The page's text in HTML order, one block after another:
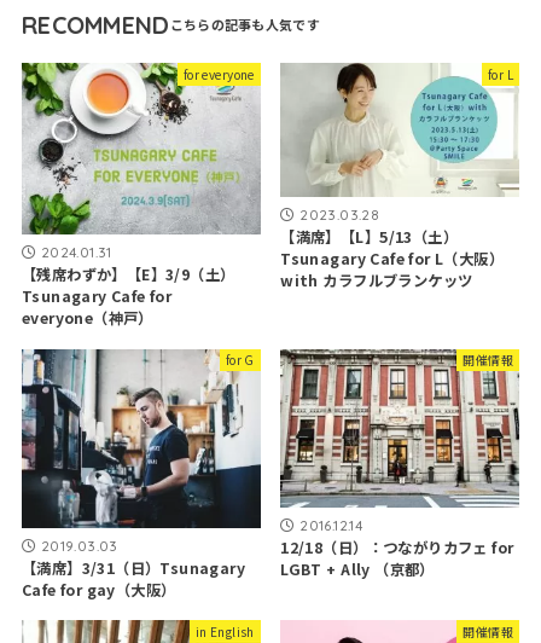
RECOMMEND
for everyone
2024.01.31
【残席わずか】【E】3/9（土）
Tsunagary Cafe for
everyone（神戸）
for L
2023.03.28
【満席】【L】5/13（土）
Tsunagary Cafe for L（大阪）
with カラフルブランケッツ
for G
2019.03.03
【満席】3/31（日）Tsunagary
Cafe for gay（大阪）
開催情報
2016.12.14
12/18（日）：つながりカフェ for
LGBT + Ally （京都）
in English 開催情報